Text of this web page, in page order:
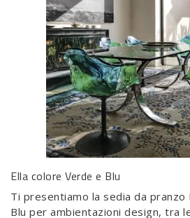
Ella colore Verde e Blu
Ti presentiamo la sedia da pranzo
Blu per ambientazioni design, tra